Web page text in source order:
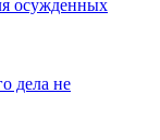
осужденных
дела не